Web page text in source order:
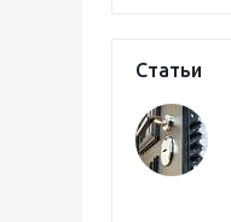
Статьи